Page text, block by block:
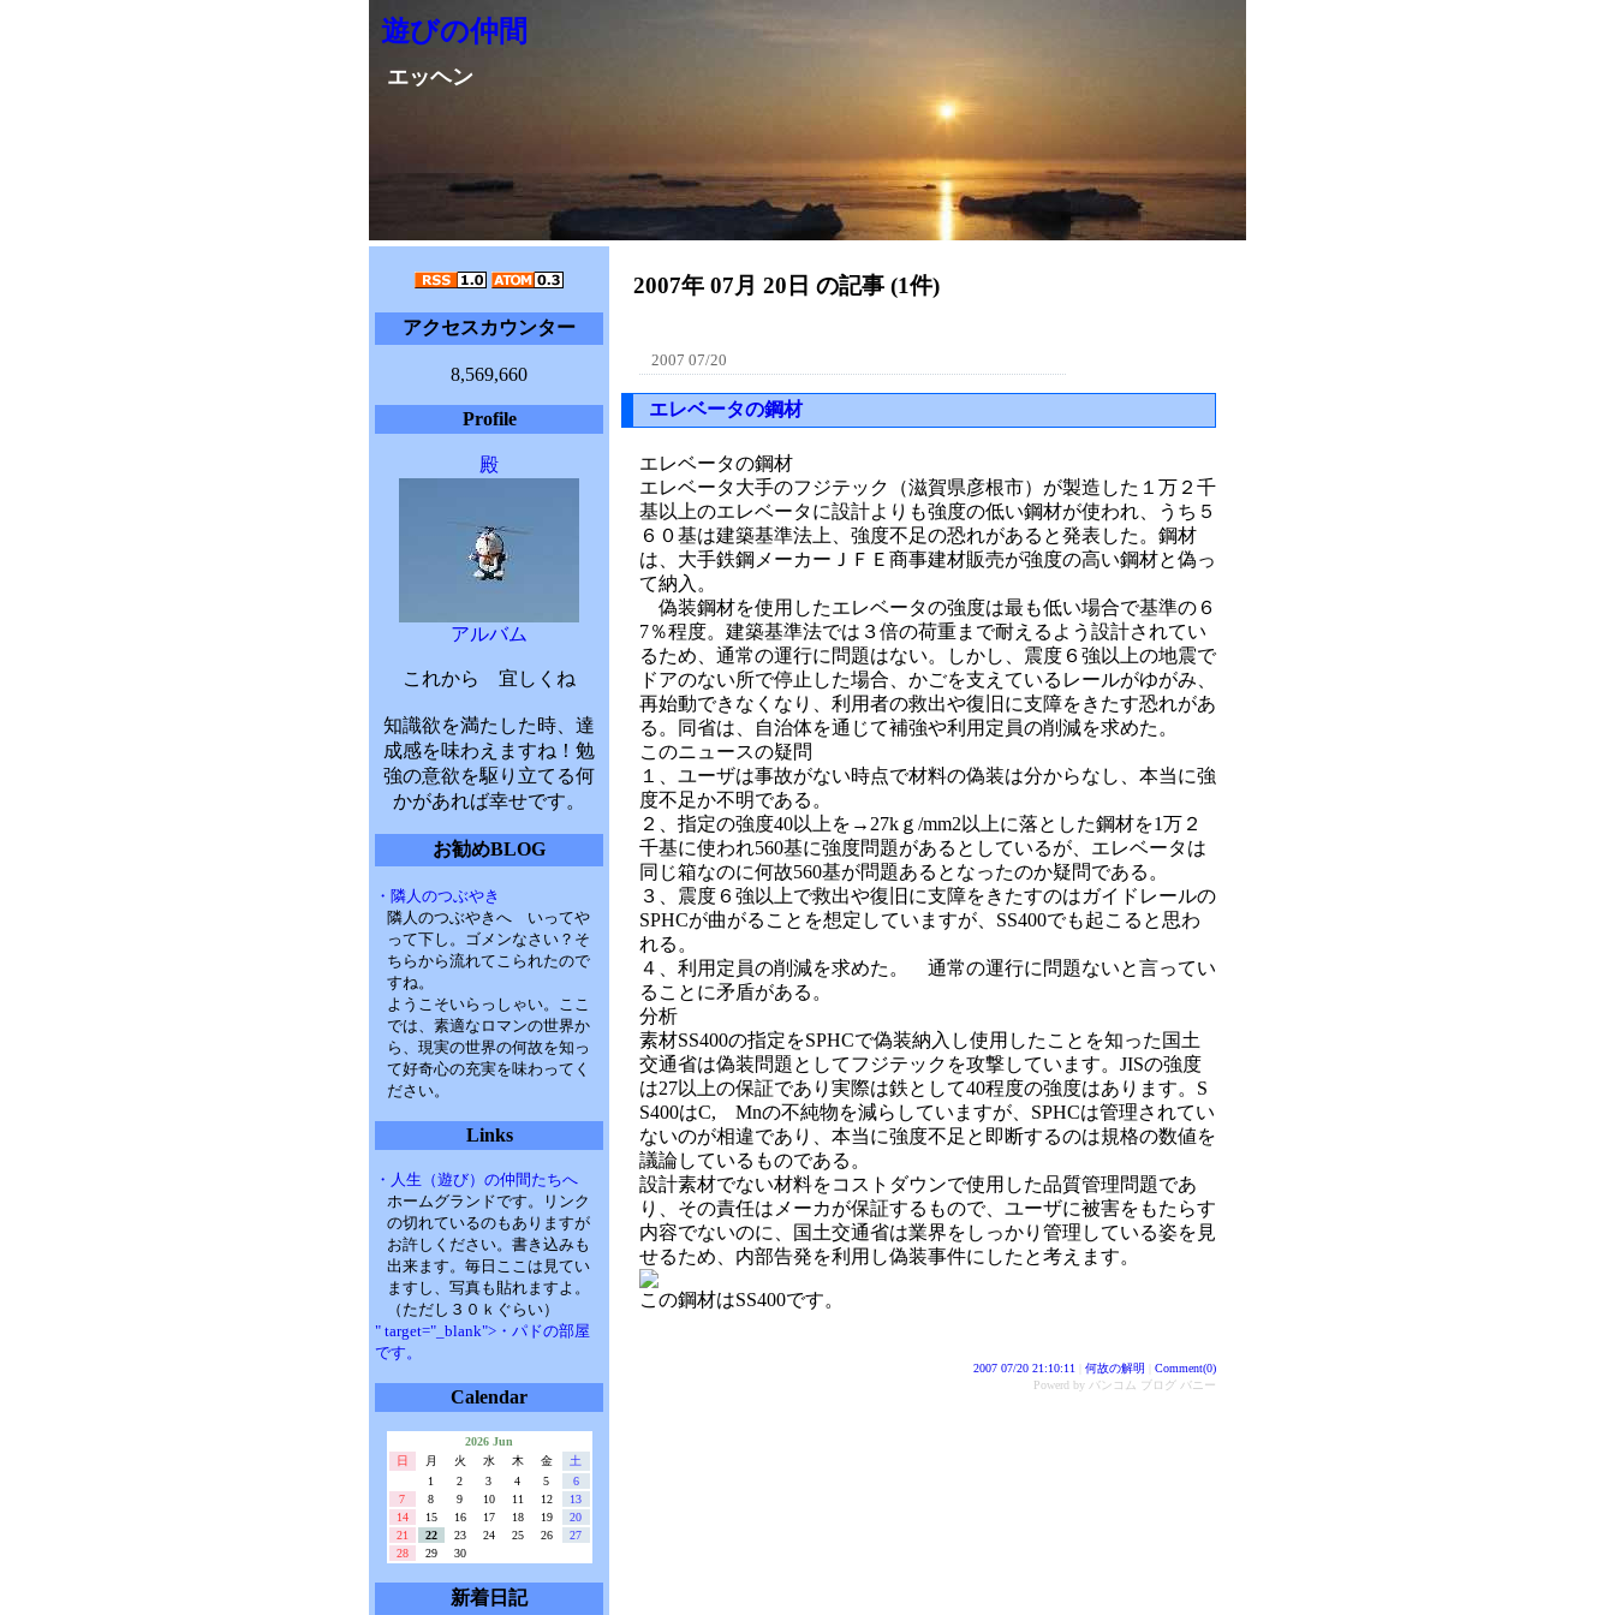
遊びの仲間
エッヘン
アクセスカウンター
8,569,660
Profile
殿
アルバム
これから 宜しくね
知識欲を満たした時、達
成感を味わえますね！勉
強の意欲を駆り立てる何
かがあれば幸せです。
お勧めBLOG
・隣人のつぶやき
隣人のつぶやきへ いってや
って下し。ゴメンなさい？そ
ちらから流れてこられたので
すね。
ようこそいらっしゃい。ここ
では、素適なロマンの世界か
ら、現実の世界の何故を知っ
て好奇心の充実を味わってく
ださい。
Links
・人生（遊び）の仲間たちへ
ホームグランドです。リンク
の切れているのもありますが
お許しください。書き込みも
出来ます。毎日ここは見てい
ますし、写真も貼れますよ。
（ただし３０ｋぐらい）
" target="_blank">・パドの部屋
です。
Calendar
2026 Jun
日
月 火 水 木 金
土
1
2 3 4 5
6
7
8 9 10 11 12
13
14
15 16 17 18 19
20
21
22 23 24 25 26
27
28
29 30
新着日記
2007年 07月 20日 の記事 (1件)
2007 07/20
エレベータの鋼材
エレベータの鋼材
エレベータ大手のフジテック（滋賀県彦根市）が製造した１万２千
基以上のエレベータに設計よりも強度の低い鋼材が使われ、うち５
６０基は建築基準法上、強度不足の恐れがあると発表した。鋼材
は、大手鉄鋼メーカーＪＦＥ商事建材販売が強度の高い鋼材と偽っ
て納入。
偽装鋼材を使用したエレベータの強度は最も低い場合で基準の６
7％程度。建築基準法では３倍の荷重まで耐えるよう設計されてい
るため、通常の運行に問題はない。しかし、震度６強以上の地震で
ドアのない所で停止した場合、かごを支えているレールがゆがみ、
再始動できなくなり、利用者の救出や復旧に支障をきたす恐れがあ
る。同省は、自治体を通じて補強や利用定員の削減を求めた。
このニュースの疑問
１、ユーザは事故がない時点で材料の偽装は分からなし、本当に強
度不足か不明である。
２、指定の強度40以上を→27kｇ/mm2以上に落とした鋼材を1万２
千基に使われ560基に強度問題があるとしているが、エレベータは
同じ箱なのに何故560基が問題あるとなったのか疑問である。
３、震度６強以上で救出や復旧に支障をきたすのはガイドレールの
SPHCが曲がることを想定していますが、SS400でも起こると思わ
れる。
４、利用定員の削減を求めた。 通常の運行に問題ないと言ってい
ることに矛盾がある。
分析
素材SS400の指定をSPHCで偽装納入し使用したことを知った国土
交通省は偽装問題としてフジテックを攻撃しています。JISの強度
は27以上の保証であり実際は鉄として40程度の強度はあります。S
S400はC, Mnの不純物を減らしていますが、SPHCは管理されてい
ないのが相違であり、本当に強度不足と即断するのは規格の数値を
議論しているものである。
設計素材でない材料をコストダウンで使用した品質管理問題であ
り、その責任はメーカが保証するもので、ユーザに被害をもたらす
内容でないのに、国土交通省は業界をしっかり管理している姿を見
せるため、内部告発を利用し偽装事件にしたと考えます。
この鋼材はSS400です。
2007 07/20 21:10:11 何故の解明
Comment(0)
Powerd by バンコム ブログ バニー